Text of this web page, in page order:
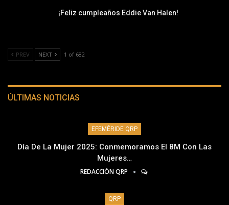
¡Feliz cumpleaños Eddie Van Halen!
PREV NEXT 1 of 682
ÚLTIMAS NOTICIAS
EFEMÉRIDE QRP
Día De La Mujer 2025: Conmemoramos El 8M Con Las
Mujeres…
REDACCIÓN QRP
QRP